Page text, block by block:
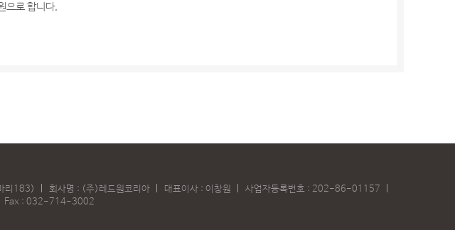
으로 합니다.
리183) 회사명 : (주)레드원코리아 대표이사 : 이창원
사업자등록번호 : 202-86-01157
Fax : 032-714-3002